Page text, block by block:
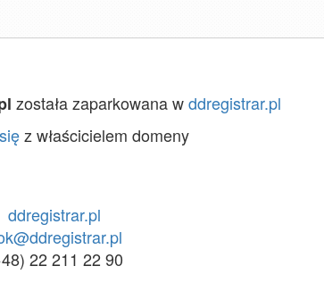
została zaparkowana wddregistrar.pl
z właścicielem domeny
ddregistrar.pl
22 211 22 90